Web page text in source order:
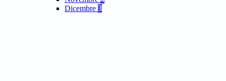
Dicembre 3